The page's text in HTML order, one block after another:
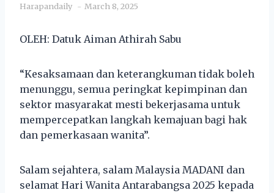
Harapandaily March 8, 2025
OLEH: Datuk Aiman Athirah Sabu
“Kesaksamaan dan keterangkuman tidak boleh
menunggu, semua peringkat kepimpinan dan
sektor masyarakat mesti bekerjasama untuk
mempercepatkan langkah kemajuan bagi hak
dan pemerkasaan wanita”.
Salam sejahtera, salam Malaysia MADANI dan
selamat Hari Wanita Antarabangsa 2025 kepada